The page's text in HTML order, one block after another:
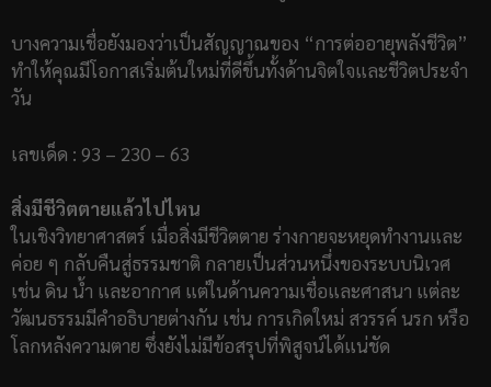
บางความเชื่อยังมองว่าเป็นสัญญาณของ “การต่ออายุพลังชีวิต”
ทำให้คุณมีโอกาสเริ่มต้นใหม่ที่ดีขึ้นทั้งด้านจิตใจและชีวิตประจำ
วัน
เลขเด็ด : 93 – 230 – 63
สิ่งมีชีวิตตายแล้วไปไหน
ในเชิงวิทยาศาสตร์ เมื่อสิ่งมีชีวิตตาย ร่างกายจะหยุดทำงานและ
ค่อย ๆ กลับคืนสู่ธรรมชาติ กลายเป็นส่วนหนึ่งของระบบนิเวศ
เช่น ดิน น้ำ และอากาศ แต่ในด้านความเชื่อและศาสนา แต่ละ
วัฒนธรรมมีคำอธิบายต่างกัน เช่น การเกิดใหม่ สวรรค์ นรก หรือ
โลกหลังความตาย ซึ่งยังไม่มีข้อสรุปที่พิสูจน์ได้แน่ชัด